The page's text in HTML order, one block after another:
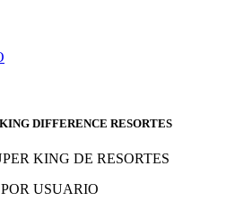
DIFFERENCE RESORTES
KING DE RESORTES
USUARIO